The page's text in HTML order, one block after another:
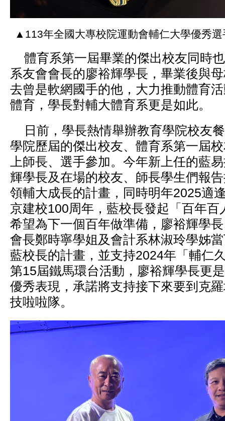
▲113年全國大專校院運動會輔仁大學優秀
體育系第一屆畢業的傑出校友同時
系友會會長的廖裕輝學長，畢業後與
去曾是軟網國手的他，大力推動體育
體育，學長對輔大體育系更是如此。
日前，學長熱情舉辦教育學院校友
學院歷屆的傑出校友、體育系第一屆
上師長、選手參加。今年新上任的藍
輝學長及在場的校友、師長學生們報
領輔大成長的計畫，同時明年2025適
京建校100周年，藍校長發起「百年百
希望為下一個百年做準備，廖裕輝學
會長鄭時寧學姐及會計系林淑玲學姊
藍校長的計畫，並支持2024年「輔仁
第15屆鐵馬環台活動，廖裕輝學長更
優秀表現，承諾將支持接下來要到克
技啦啦隊。